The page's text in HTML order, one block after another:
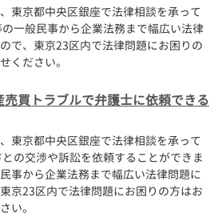
東京都中央区銀座で法律相談を承って
一般民事から企業法務まで幅広い法律
で、東京23区内で法律問題にお困りの
ください。
買トラブルで弁護士に依頼できる
東京都中央区銀座で法律相談を承って
の交渉や訴訟を依頼することができま
事から企業法務まで幅広い法律問題に
京23区内で法律問題にお困りの方はお
い。